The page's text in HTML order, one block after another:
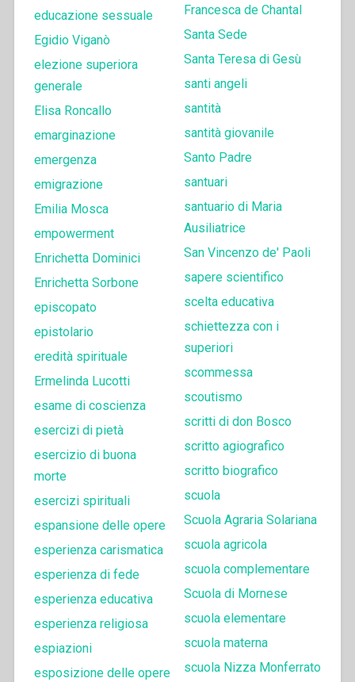
educazione sessuale
Egidio Viganò
elezione superiora
generale
Elisa Roncallo
emarginazione
emergenza
emigrazione
Emilia Mosca
empowerment
Enrichetta Dominici
Enrichetta Sorbone
episcopato
epistolario
eredità spirituale
Ermelinda Lucotti
esame di coscienza
esercizi di pietà
esercizio di buona
morte
esercizi spirituali
espansione delle opere
esperienza carismatica
esperienza di fede
esperienza educativa
esperienza religiosa
espiazioni
esposizione delle opere
Francesca de Chantal
Santa Sede
Santa Teresa di Gesù
santi angeli
santità
santità giovanile
Santo Padre
santuari
santuario di Maria
Ausiliatrice
San Vincenzo de' Paoli
sapere scientifico
scelta educativa
schiettezza con i
superiori
scommessa
scoutismo
scritti di don Bosco
scritto agiografico
scritto biografico
scuola
Scuola Agraria Solariana
scuola agricola
scuola complementare
Scuola di Mornese
scuola elementare
scuola materna
scuola Nizza Monferrato